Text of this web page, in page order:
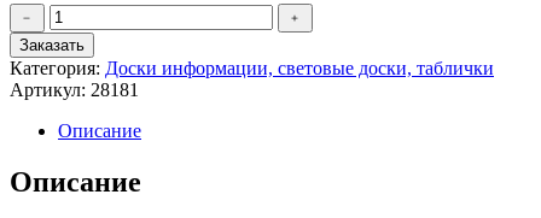
Количество
товара
Табличка
"Телефон"
100*100
﹣
﹢
Заказать
Категория: Доски информации, световые доски, таблички
Артикул: 28181
Описание
Описание